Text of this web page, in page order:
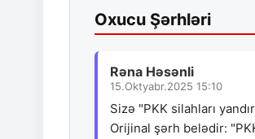
Oxucu Şərhləri
Rəna Həsənli
15.Oktyabr.2025 15:10
Sizə "PKK silahları
Orijinal şərh belədir: